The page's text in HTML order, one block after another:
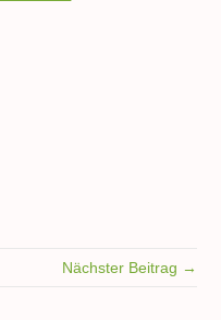
Nächster Beitrag →